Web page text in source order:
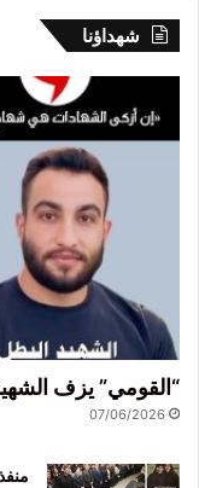
شهداؤنا
“القومي” يزف
07/06/2026